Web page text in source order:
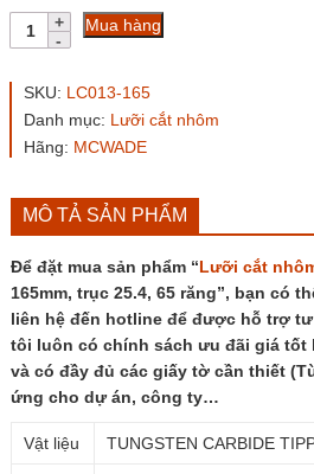
Lưỡi
cắt
LC013-
MCWADE
165mm,
65
răng
số
lượng
Mua hàng
SKU: LC013-165
Danh mục: Lưỡi cắt nhôm
Hãng: MCWADE
MÔ TẢ SẢN PHẨM
Để đặt mua sản phẩm “Lưỡi cắt
165mm, trục 25.4, 65 răng”, bạn có
liên hệ đến hotline để được hỗ trợ
tôi luôn có chính sách ưu đãi giá tốt
và có đầy đủ các giấy tờ cần thiết
ứng cho dự án, công ty…
Vật liệu TUNGSTEN CARBIDE